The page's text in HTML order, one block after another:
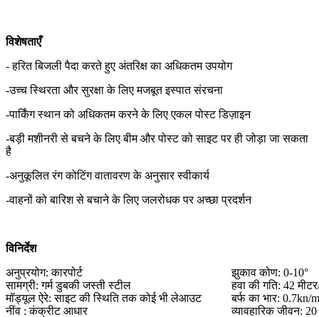
विशेषताएँ
- हरित बिजली पैदा करते हुए अंतरिक्ष का अधिकतम उपयोग
-उच्च स्थिरता और सुरक्षा के लिए मजबूत इस्पात संरचना
-पार्किंग स्थान को अधिकतम करने के लिए एकल पोस्ट डिज़ाइन
-बड़ी मशीनरी से बचने के लिए बीम और पोस्ट को साइट पर ही जोड़ा जा सकता
है
-अनुकूलित रंग कोटिंग वातावरण के अनुसार स्वीकार्य
-वाहनों को बारिश से बचाने के लिए जलरोधक पर अच्छा प्रदर्शन
विनिर्देश
अनुप्रयोग: कारपोर्ट
झुकाव कोण: 0-10°
सामग्री: गर्म डुबकी जस्ती स्टील
हवा की गति: 42
मॉड्यूल ऐरे: साइट की स्थिति तक कोई भी लेआउट
बर्फ का भार: 0.7kn/
नींव : कंक्रीट आधार
व्यावहारिक जीवन: 20